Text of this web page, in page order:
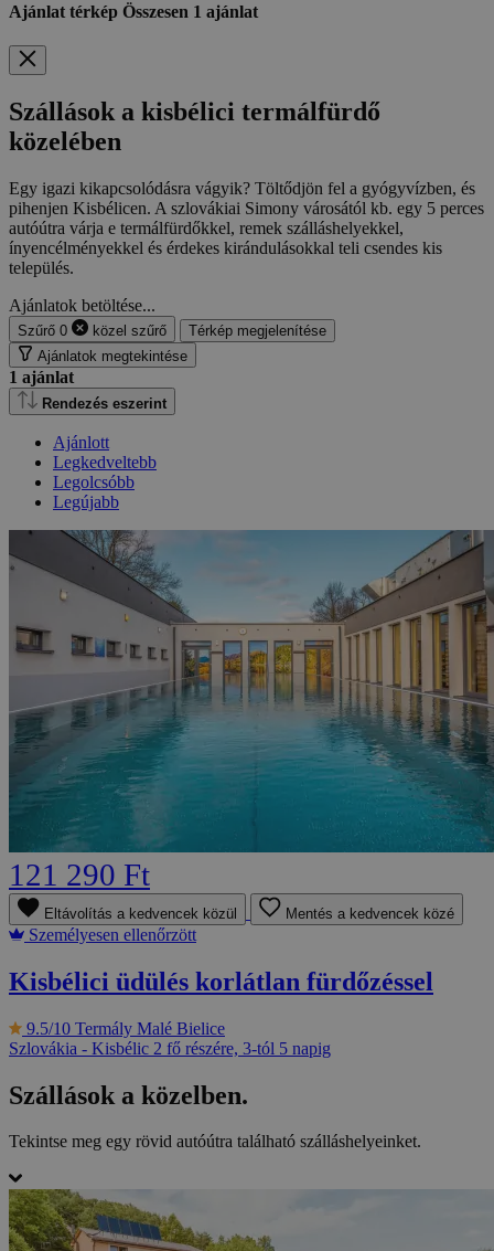
Ajánlat térkép Összesen 1 ajánlat
Szállások a kisbélici termálfürdő
közelében
Egy igazi kikapcsolódásra vágyik? Töltődjön fel a gyógyvízben, és
pihenjen Kisbélicen. A szlovákiai Simony városától kb. egy 5 perces
autóútra várja e termálfürdőkkel, remek szálláshelyekkel,
ínyencélményekkel és érdekes kirándulásokkal teli csendes kis
település.
Ajánlatok betöltése...
Szűrő 0 közel szűrő
Térkép megjelenítése
Ajánlatok megtekintése
1 ajánlat
Rendezés eszerint
Ajánlott
Legkedveltebb
Legolcsóbb
Legújabb
121 290 Ft
Eltávolítás a kedvencek közül Mentés a kedvencek közé
Személyesen ellenőrzött
Kisbélici üdülés korlátlan fürdőzéssel
9.5/10 Termály Malé Bielice
Szlovákia - Kisbélic 2 fő részére, 3-tól 5 napig
Szállások a közelben.
Tekintse meg egy rövid autóútra található szálláshelyeinket.